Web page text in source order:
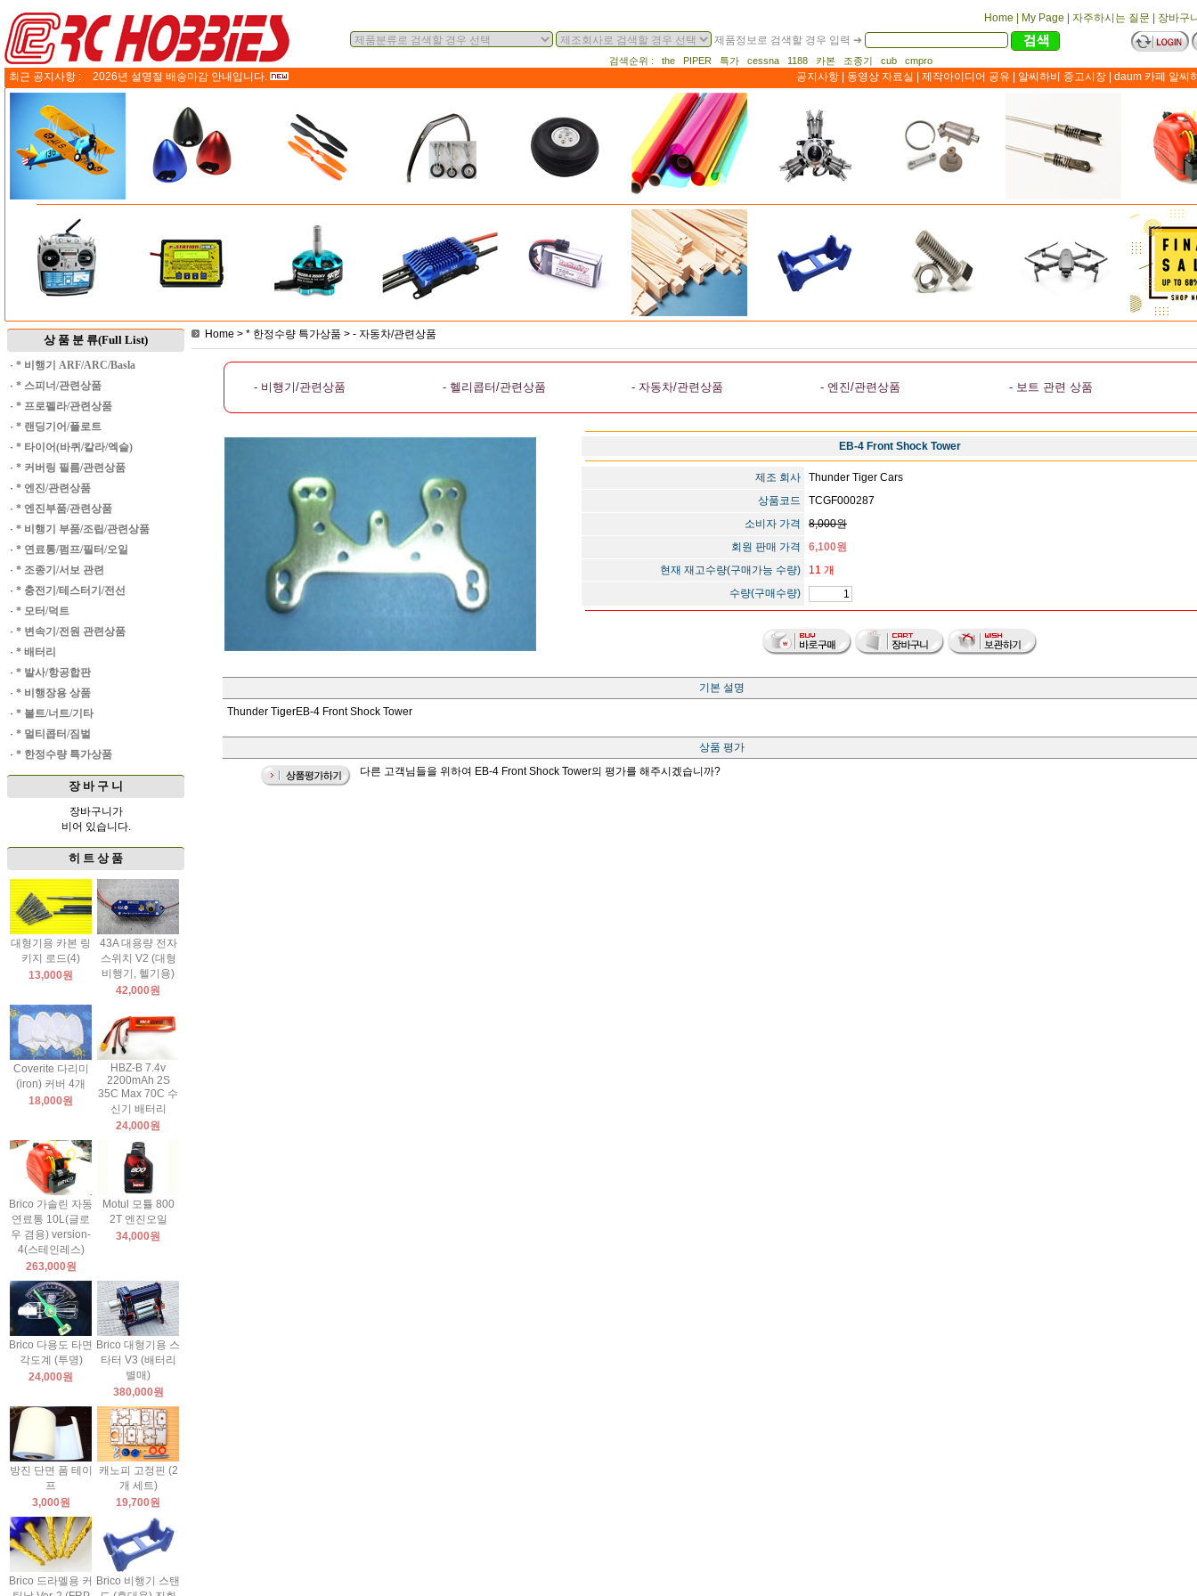
Home My Page 자주하시는 질문
장바구
제품정보로 검색할 경우 입력 ➔
검색순위 : the PIPER 특가 cessna 1188 카본 조종기 cub cmpro
최근 공지사항 : 2026년 설명절 배송마감 안내입니다. 공지사항 동영상 자료실 제작아이디어 공유 알씨하비 중고시장 daum 카페 알씨
상 품 분 류(Full List)
· * 비행기 ARF/ARC/Basla
· * 스피너/관련상품
· * 프로펠라/관련상품
· * 랜딩기어/플로트
· * 타이어(바퀴/칼라/엑슬)
· * 커버링 필름/관련상품
· * 엔진/관련상품
· * 엔진부품/관련상품
· * 비행기 부품/조립/관련상품
· * 연료통/펌프/필터/오일
· * 조종기/서보 관련
· * 충전기/테스터기/전선
· * 모터/덕트
· * 변속기/전원 관련상품
· * 배터리
· * 발사/항공합판
· * 비행장용 상품
· * 볼트/너트/기타
· * 멀티콥터/짐벌
· * 한정수량 특가상품
장 바 구 니
장바구니가
비어 있습니다.
히 트 상 품
대형기용 카본 링
키지 로드(4)
13,000원
43A 대용량 전자
스위치 V2 (대형
비행기, 헬기용)
42,000원
Coverite 다리미
(iron) 커버 4개
18,000원
HBZ-B 7.4v
2200mAh 2S
35C Max 70C 수
신기 배터리
24,000원
Brico 가솔린 자동
연료통 10L(글로
우 겸용) version-
4(스테인레스)
263,000원
Motul 모튤 800
2T 엔진오일
34,000원
Brico 다용도 타면
각도계 (투명)
24,000원
Brico 대형기용 스
타터 V3 (배터리
별매)
380,000원
방진 단면 폼 테이
프
3,000원
캐노피 고정핀 (2
개 세트)
19,700원
Brico 드라멜용 커
Brico 비행기 스탠
Home > * 한정수량 특가상품 > - 자동차/관련상품
- 비행기/관련상품 - 헬리콥터/관련상품 - 자동차/관련상품 - 엔진/관련상품 - 보트 관련 상품
EB-4 Front Shock Tower
제조 회사
Thunder Tiger Cars
상품코드
TCGF000287
소비자 가격
8,000원
회원 판매 가격
6,100원
현재 재고수량(구매가능 수량)
11 개
수량(구매수량)
기본 설명
Thunder TigerEB-4 Front Shock Tower
상품 평가
다른 고객님들을 위하여 EB-4 Front Shock Tower의 평가를 해주시겠습니까?